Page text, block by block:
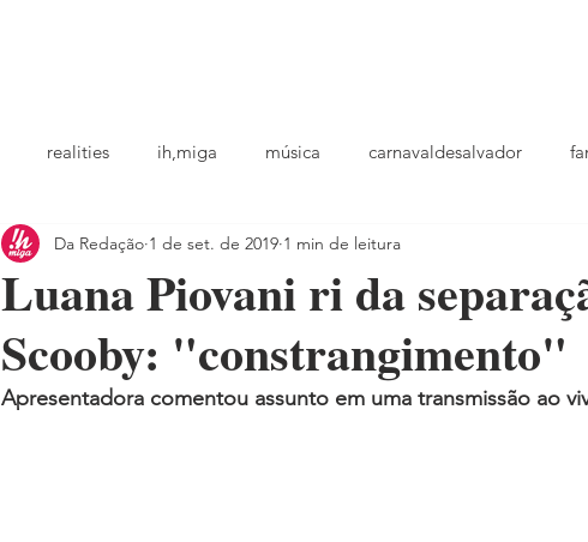
realities ih,miga música carnavaldesalvador
looks podcast playlists
Luana Piovani ri da
Scooby: "constrangimento"
Da Redação 1 de set. de 2019 1 min de leitura
Apresentadora comentou assunto em uma transmissão ao